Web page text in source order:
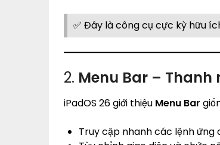
✅ Đây là công cụ cực kỳ hữu
2. Menu Bar – Thanh
iPadOS 26 giới thiệu Menu Bar
Truy cập nhanh các lệnh ứng